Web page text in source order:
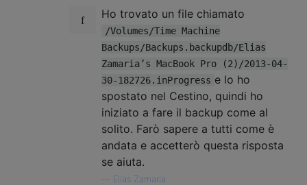
Ho trovato un file chiamato
/Volumes/Time Machine
Backups/Backups.backupdb/Elias
Zamaria’s MacBook Pro (2)/2013-04-
30-182726.inProgress e lo ho
spostato nel Cestino, quindi ho
iniziato a fare il backup come al
solito. Farò sapere a tutti come è
andata e accetterò questa risposta
se aiuta.
Elias Zamaria